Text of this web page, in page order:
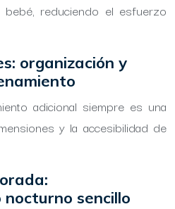
reduciendo el esfuerzo
organización y
adicional siempre es una
y la accesibilidad de
sencillo